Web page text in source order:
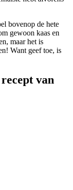
bovenop de hete
gewoon kaas en
maar het is
Want geef toe, is
van